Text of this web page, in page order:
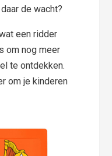
de wacht?
een ridder
om nog meer
te ontdekken.
om je kinderen